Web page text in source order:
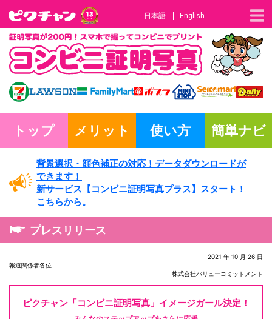
日本語 English
トップ メリット 使い方 簡単ナビ
背景選択・ 顔色補正の対応！ データダウンロードが
できます！
新サービス 【コンビニ証明写真プラス】
スタート！
こちらから。
プレスリリース
2021 年 10 月 26 日
報道関係者各位
株式会社バリューコミットメント
ピクチャン「コンビニ証明写真」 イメージガール決定！